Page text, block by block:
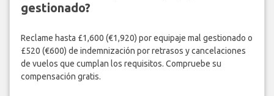
gestionado?
Reclame hasta £1,600 (€1,920) por equipaje mal gestionado o
£520 (€600) de indemnización por retrasos y cancelaciones
de vuelos que cumplan los requisitos. Compruebe su
compensación gratis.